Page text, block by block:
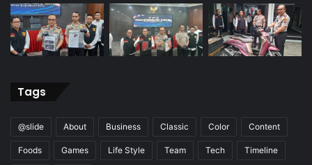
Tags
@slide About Business Classic Color Content
Foods Games Life Style Team Tech Timeline